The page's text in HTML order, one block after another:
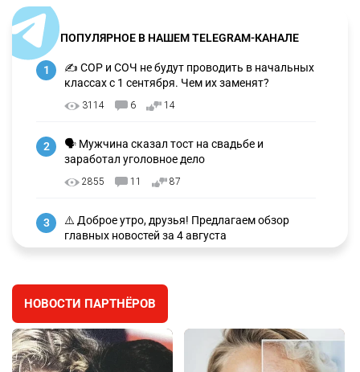
ПОПУЛЯРНОЕ В НАШЕМ TELEGRAM-КАНАЛЕ
1
✍️ СОР и СОЧ не будут проводить в начальных
классах с 1 сентября. Чем их заменят?
3114 6 14
2
🗣 Мужчина сказал тост на свадьбе и
заработал уголовное дело
2855 11 87
3
⚠️ Доброе утро, друзья! Предлагаем обзор
главных новостей за 4 августа
4
🗣Глава государства направил телеграмму
соболезнования родным и близким Халық
қаһарманы Ивана Гапича
2687 2 42
НОВОСТИ ПАРТНЁРОВ